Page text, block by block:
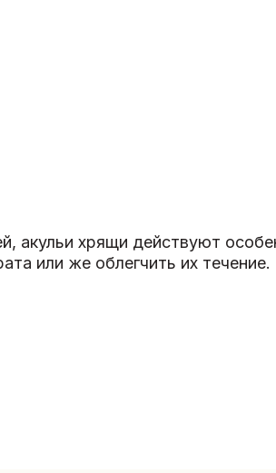
акульи хрящи действуют
или же облегчить их течение.